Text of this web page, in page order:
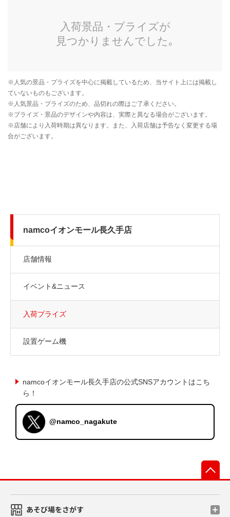
namcoイオンモール長久手店
店舗情報
イベント&ニュース
入荷プライズ
設置ゲーム機
namcoイオンモール長久手店の公式SNSアカウントはこち
ら！
@namco_nagakute
あそび場をさがす